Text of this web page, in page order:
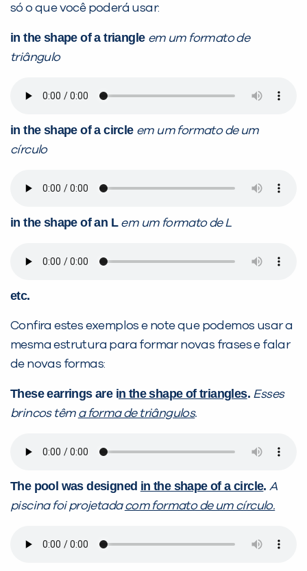
só o que você poderá usar:
in the shape of a triangle em um formato de
triângulo
in the shape of a circle em um formato de um
círculo
in the shape of an L em um formato de L
etc.
Confira estes exemplos e note que podemos usar a
mesma estrutura para formar novas frases e falar
de novas formas:
These earrings are in the shape of triangles. Esses
brincos têm a forma de triângulos.
The pool was designed in the shape of a circle.A
piscina foi projetadacom formato de um círculo.